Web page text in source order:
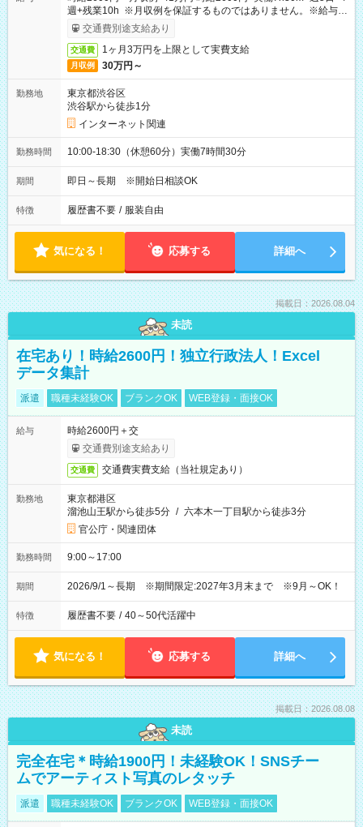
週+残業10h ※月収例を保証するものではありません。※給与即
受取りサービス利用可（利用条件有）
交通費別途支給あり
交通費 1ヶ月3万円を上限として実費支給
月収例 30万円～
勤務地
東京都渋谷区
渋谷駅から徒歩1分
インターネット関連
勤務時間 10:00-18:30（休憩60分）実働7時間30分
期間 即日～長期 ※開始日相談OK
特徴 履歴書不要 / 服装自由
気になる！ 応募する 詳細へ
掲載日：2026.08.04
未読
在宅あり！時給2600円！独立行政法人！Excel
データ集計
派遣 職種未経験OK ブランクOK WEB登録・面接OK
給与
時給2600円＋交
交通費別途支給あり
交通費 交通費実費支給（当社規定あり）
勤務地
東京都港区
溜池山王駅から徒歩5分 / 六本木一丁目駅から徒歩3分
官公庁・関連団体
勤務時間 9:00～17:00
期間 2026/9/1～長期 ※期間限定:2027年3月末まで ※9月～OK！
特徴 履歴書不要 / 40～50代活躍中
気になる！ 応募する 詳細へ
掲載日：2026.08.08
未読
完全在宅＊時給1900円！未経験OK！SNSチー
ムでアーティスト写真のレタッチ
派遣 職種未経験OK ブランクOK WEB登録・面接OK